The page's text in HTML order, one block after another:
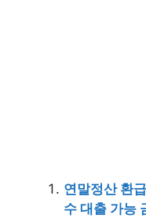
연말정산 환
수 대출 가능